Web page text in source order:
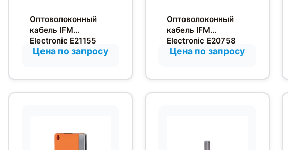
Оптоволоконный
кабель IFM
Electronic E21155
Цена по запросу
Оптоволоконный
кабель IFM
Electronic E20758
Цена по запросу